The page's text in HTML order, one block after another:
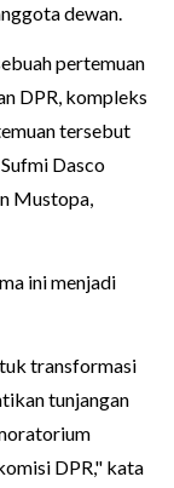
dewan.
pertemuan
DPR, kompleks
tersebut
Dasco
Mustopa,
ini menjadi
transformasi
tunjangan
DPR," kata